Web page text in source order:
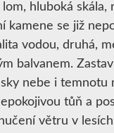
hluboká skála,
kamene se již
vodou, druhá,
balvanem.
nebe i temnotu
tůň a
větru v